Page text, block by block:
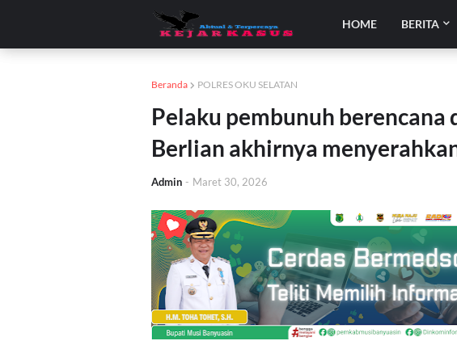
HOME BERITA
Beranda POLRES OKU SELATAN
Pelaku pembunuh
Berlian akhirnya
Admin - Maret 30, 2026